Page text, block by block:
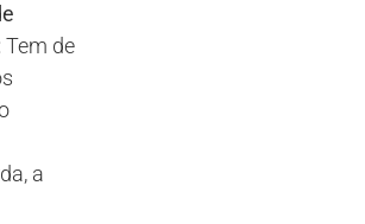
Tem de
a